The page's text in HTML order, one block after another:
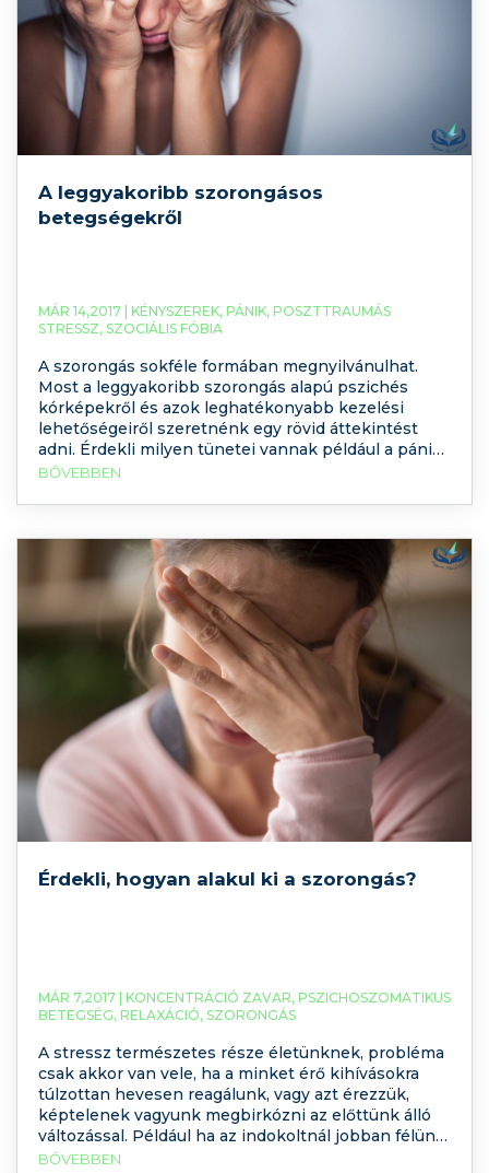
A leggyakoribb szorongásos
betegségekről
MÁR 14,2017 | KÉNYSZEREK, PÁNIK, POSZTTRAUMÁS
STRESSZ, SZOCIÁLIS FÓBIA
A szorongás sokféle formában megnyilvánulhat.
Most a leggyakoribb szorongás alapú pszichés
kórképekről és azok leghatékonyabb kezelési
lehetőségeiről szeretnénk egy rövid áttekintést
adni. Érdekli milyen tünetei vannak például a pánik
zavarnak, a szociális fóbiának, a kényszeres
Hogyan gyógyíthatóak? Ha elolvassa
BŐVEBBEN
Érdekli, hogyan alakul ki a szorongás?
MÁR 7,2017 | KONCENTRÁCIÓ ZAVAR, PSZICHOSZOMATIKUS
BETEGSÉG, RELAXÁCIÓ, SZORONGÁS
A stressz természetes része életünknek, probléma
csak akkor van vele, ha a minket érő kihívásokra
túlzottan hevesen reagálunk, vagy azt érezzük,
képtelenek vagyunk megbirkózni az előttünk álló
változással. Például ha az indokoltnál jobban félünk
egy vizsgahelyzetben. Az egészséges reakciót
BŐVEBBEN